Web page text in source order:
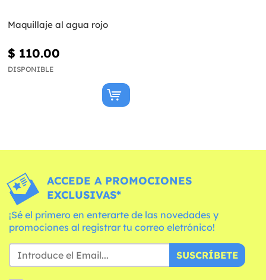
Maquillaje al agua rojo
$ 110.00
DISPONIBLE
ACCEDE A PROMOCIONES
EXCLUSIVAS*
¡Sé el primero en enterarte de las novedades y
promociones al registrar tu correo eletrónico!
SUSCRÍBETE